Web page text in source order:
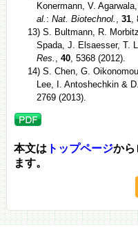
Konermann, V.
al. : Nat. Biotechnol. , 31,
13) S. Bultmann, R.
Spada, J. Elsaesser, T.
Res. , 40, 5368 (2012).
14) S. Chen, G.
Lee, I. Antoshechkin &
2769 (2013).
本文は トップページから
ます。